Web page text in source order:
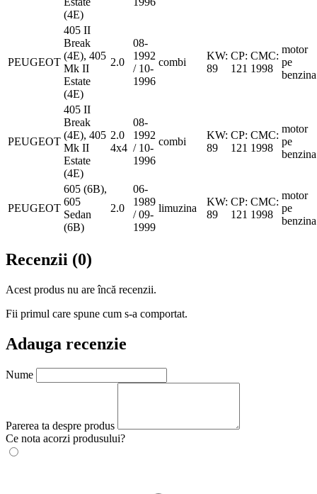
(4E)
PEUGEOT
405 II
Break
(4E), 405
Mk II
Estate
(4E)
2.0
08-
1992
/ 10-
1996
combi
KW:
89
CP:
121
CMC:
1998
motor
pe
benzina
PEUGEOT
405 II
Break
(4E), 405
Mk II
Estate
(4E)
2.0
4x4
08-
1992
/ 10-
1996
combi
KW:
89
CP:
121
CMC:
1998
motor
pe
benzina
PEUGEOT
605 (6B),
605
Sedan
(6B)
2.0
06-
1989
/ 09-
1999
limuzina
KW:
89
CP:
121
CMC:
1998
motor
pe
benzina
Recenzii (0)
Acest produs nu are încă recenzii.
Fii primul care spune cum s-a comportat.
Adauga recenzie
Nume
Parerea ta despre produs
Ce nota acorzi produsului?